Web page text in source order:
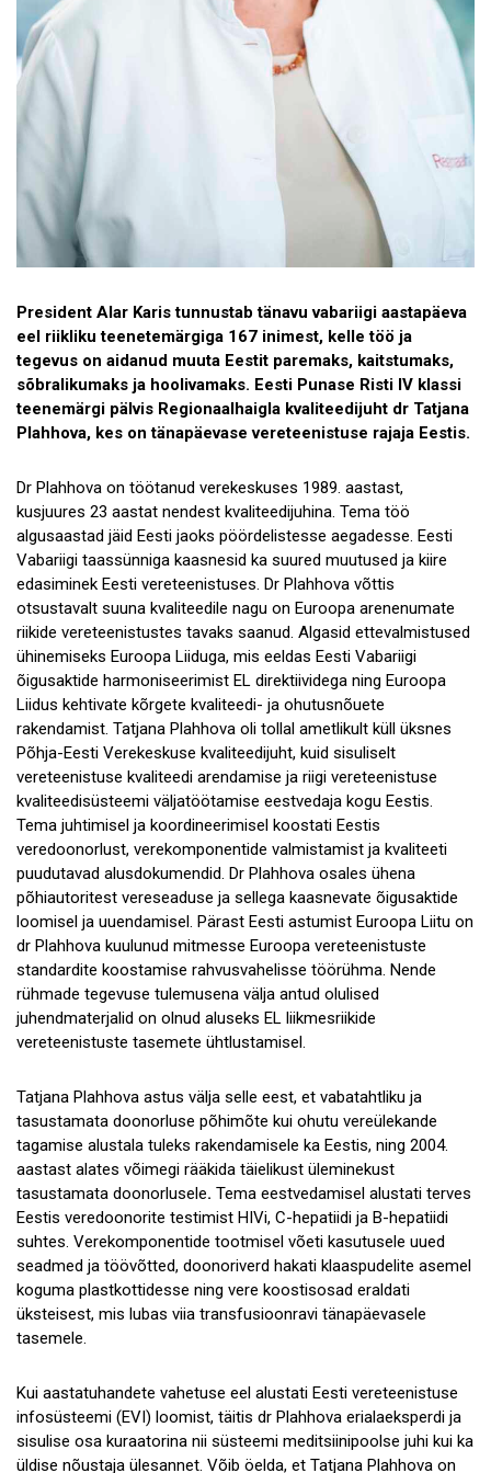
President Alar Karis tunnustab tänavu vabariigi aastapäeva
eel riikliku teenetemärgiga 167 inimest, kelle töö ja
tegevus on aidanud muuta Eestit paremaks, kaitstumaks,
sõbralikumaks ja hoolivamaks. Eesti Punase Risti IV klassi
teenemärgi pälvis Regionaalhaigla kvaliteedijuht dr Tatjana
Plahhova, kes on tänapäevase vereteenistuse rajaja Eestis.
Dr Plahhova on töötanud verekeskuses 1989. aastast,
kusjuures 23 aastat nendest kvaliteedijuhina. Tema töö
algusaastad jäid Eesti jaoks pöördelistesse aegadesse. Eesti
Vabariigi taassünniga kaasnesid ka suured muutused ja kiire
edasiminek Eesti vereteenistuses. Dr Plahhova võttis
otsustavalt suuna kvaliteedile nagu on Euroopa arenenumate
riikide vereteenistustes tavaks saanud. Algasid ettevalmistused
ühinemiseks Euroopa Liiduga, mis eeldas Eesti Vabariigi
õigusaktide harmoniseerimist EL direktiividega ning Euroopa
Liidus kehtivate kõrgete kvaliteedi- ja ohutusnõuete
rakendamist. Tatjana Plahhova oli tollal ametlikult küll üksnes
Põhja-Eesti Verekeskuse kvaliteedijuht, kuid sisuliselt
vereteenistuse kvaliteedi arendamise ja riigi vereteenistuse
kvaliteedisüsteemi väljatöötamise eestvedaja kogu Eestis.
Tema juhtimisel ja koordineerimisel koostati Eestis
veredoonorlust, verekomponentide valmistamist ja kvaliteeti
puudutavad alusdokumendid. Dr Plahhova osales ühena
põhiautoritest vereseaduse ja sellega kaasnevate õigusaktide
loomisel ja uuendamisel. Pärast Eesti astumist Euroopa Liitu on
dr Plahhova kuulunud mitmesse Euroopa vereteenistuste
standardite koostamise rahvusvahelisse töörühma. Nende
rühmade tegevuse tulemusena välja antud olulised
juhendmaterjalid on olnud aluseks EL liikmesriikide
vereteenistuste tasemete ühtlustamisel.
Tatjana Plahhova astus välja selle eest, et vabatahtliku ja
tasustamata doonorluse põhimõte kui ohutu vereülekande
tagamise alustala tuleks rakendamisele ka Eestis, ning 2004.
aastast alates võimegi rääkida täielikust üleminekust
tasustamata doonorlusele. Tema eestvedamisel alustati terves
Eestis veredoonorite testimist HIVi, C-hepatiidi ja B-hepatiidi
suhtes. Verekomponentide tootmisel võeti kasutusele uued
seadmed ja töövõtted, doonoriverd hakati klaaspudelite asemel
koguma plastkottidesse ning vere koostisosad eraldati
üksteisest, mis lubas viia transfusioonravi tänapäevasele
tasemele.
Kui aastatuhandete vahetuse eel alustati Eesti vereteenistuse
infosüsteemi (EVI) loomist, täitis dr Plahhova erialaeksperdi ja
sisulise osa kuraatorina nii süsteemi meditsiinipoolse juhi kui ka
üldise nõustaja ülesannet. Võib öelda, et Tatjana Plahhova on